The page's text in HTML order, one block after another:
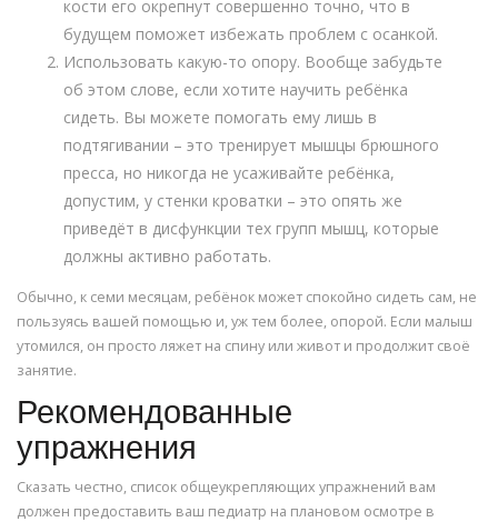
кости его окрепнут совершенно точно, что в
будущем поможет избежать проблем с осанкой.
Использовать какую-то опору. Вообще забудьте
об этом слове, если хотите научить ребёнка
сидеть. Вы можете помогать ему лишь в
подтягивании – это тренирует мышцы брюшного
пресса, но никогда не усаживайте ребёнка,
допустим, у стенки кроватки – это опять же
приведёт в дисфункции тех групп мышц, которые
должны активно работать.
Обычно, к семи месяцам, ребёнок может спокойно сидеть сам, не
пользуясь вашей помощью и, уж тем более, опорой. Если малыш
утомился, он просто ляжет на спину или живот и продолжит своё
занятие.
Рекомендованные
упражнения
Сказать честно, список общеукрепляющих упражнений вам
должен предоставить ваш педиатр на плановом осмотре в